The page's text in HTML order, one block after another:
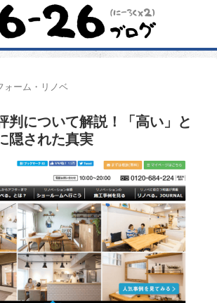
ォーム・リノベ
判について解説！「高い」と
隠された真実